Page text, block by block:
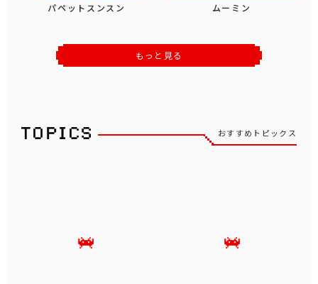
パペットスンスン ムーミン
もっと見る
おすすめトピックス